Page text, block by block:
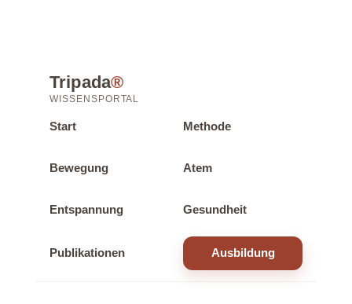
Tripada®
WISSENSPORTAL
Start Methode
Bewegung Atem
Entspannung Gesundheit
Publikationen Ausbildung